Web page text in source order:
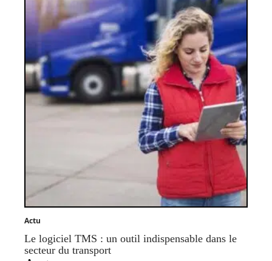
Actu
Le logiciel TMS : un outil indispensable dans le
secteur du transport